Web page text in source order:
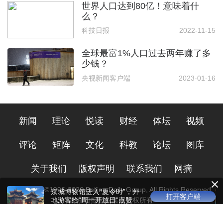
世界人口达到80亿！意味着什
么？
科技日报 2022-11-15
全球最富1%人口过去两年赚了多
少钱？
央视新闻客户端 2023-01-16
新闻 理论 悦读 财经 体坛 视频
评论 矩阵 文化 科教 论坛 图库
关于我们 版权声明 联系我们 网摘
Copyright ©1996-2026Beijing Daily Group, All Rights Reserved
北京日报报业集团版权所有
京城博物馆进入“夏令时”，外
地游客给“周一开放日”点赞
打开客户端